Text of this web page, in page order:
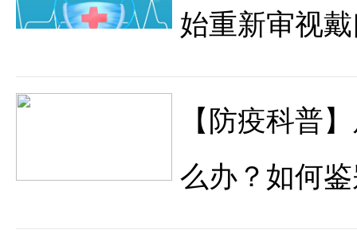
始重新审视
【防疫科普
么办？如何